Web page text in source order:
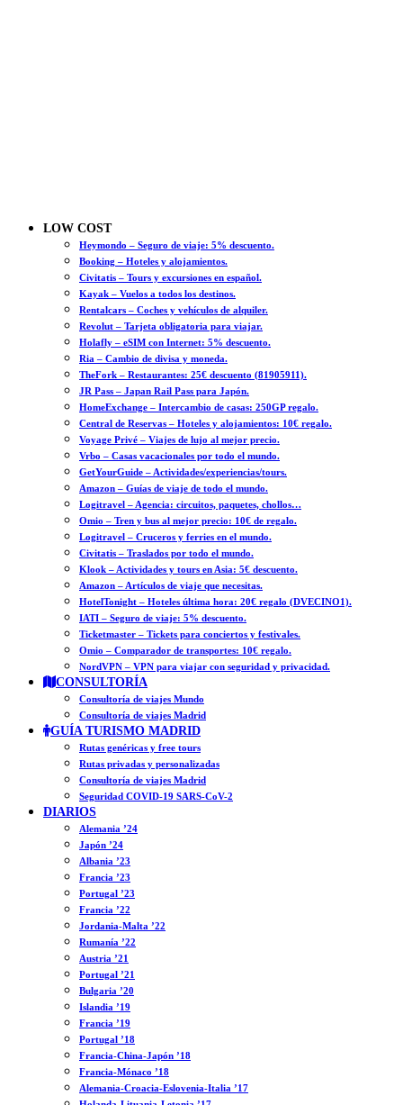
LOW COST
Heymondo – Seguro de viaje: 5% descuento.
Booking – Hoteles y alojamientos.
Civitatis – Tours y excursiones en español.
Kayak – Vuelos a todos los destinos.
Rentalcars – Coches y vehículos de alquiler.
Revolut – Tarjeta obligatoria para viajar.
Holafly – eSIM con Internet: 5% descuento.
Ria – Cambio de divisa y moneda.
TheFork – Restaurantes: 25€ descuento (81905911).
JR Pass – Japan Rail Pass para Japón.
HomeExchange – Intercambio de casas: 250GP regalo.
Central de Reservas – Hoteles y alojamientos: 10€ regalo.
Voyage Privé – Viajes de lujo al mejor precio.
Vrbo – Casas vacacionales por todo el mundo.
GetYourGuide – Actividades/experiencias/tours.
Amazon – Guías de viaje de todo el mundo.
Logitravel – Agencia: circuitos, paquetes, chollos…
Omio – Tren y bus al mejor precio: 10€ de regalo.
Logitravel – Cruceros y ferries en el mundo.
Civitatis – Traslados por todo el mundo.
Klook – Actividades y tours en Asia: 5€ descuento.
Amazon – Artículos de viaje que necesitas.
HotelTonight – Hoteles última hora: 20€ regalo (DVECINO1).
IATI – Seguro de viaje: 5% descuento.
Ticketmaster – Tickets para conciertos y festivales.
Omio – Comparador de transportes: 10€ regalo.
NordVPN – VPN para viajar con seguridad y privacidad.
CONSULTORÍA
Consultoría de viajes Mundo
Consultoría de viajes Madrid
GUÍA TURISMO MADRID
Rutas genéricas y free tours
Rutas privadas y personalizadas
Consultoría de viajes Madrid
Seguridad COVID-19 SARS-CoV-2
DIARIOS
Alemania ’24
Japón ’24
Albania ’23
Francia ’23
Portugal ’23
Francia ’22
Jordania-Malta ’22
Rumanía ’22
Austria ’21
Portugal ’21
Bulgaria ’20
Islandia ’19
Francia ’19
Portugal ’18
Francia-China-Japón ’18
Francia-Mónaco ’18
Alemania-Croacia-Eslovenia-Italia ’17